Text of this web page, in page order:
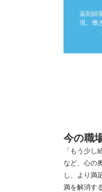
薬剤師
境、働
今の職
「もう少し
など、心の
し、より満
満を解消す